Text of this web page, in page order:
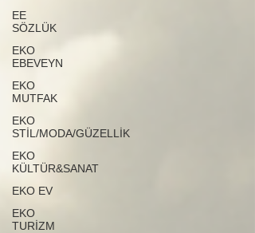
EE
SÖZLÜK
EKO
EBEVEYN
EKO
MUTFAK
EKO
STİL/MODA/GÜZELLİK
EKO
KÜLTÜR&SANAT
EKO EV
EKO
TURİZM